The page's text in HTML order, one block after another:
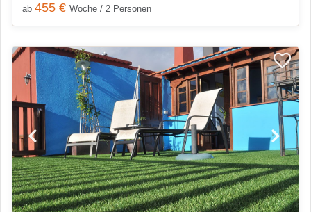
ab 455 € Woche / 2 Personen